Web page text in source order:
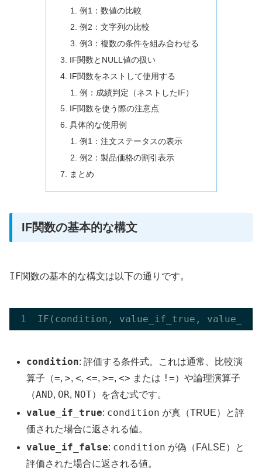
例1：数値の比較
例2：文字列の比較
例3：複数の条件を組み合わせる
IF関数とNULL値の扱い
IF関数をネストして使用する
例：成績判定（ネストしたIF）
IF関数を使う際の注意点
具体的な使用例
例1：注文ステータスの表示
例2：製品価格の割引表示
まとめ
IF関数の基本的な構文
IF関数の基本的な構文は以下の通りです。
IF( condition , value_if_true ,
condition: 評価する条件式。これは通常、比較演
算子（=,>,<,<=,>=,<> または !=）や論理演算子
（AND, OR, NOT）を含む式です。
value_if_true: condition が真（TRUE）と評
価された場合に返される値。
value_if_false: condition が偽（FALSE）と
評価された場合に返される値。